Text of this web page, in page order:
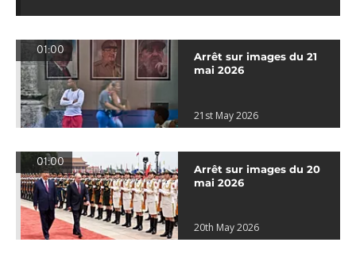
01:00
Arrêt sur images du 21
mai 2026
21st May 2026
01:00
Arrêt sur images du 20
mai 2026
20th May 2026